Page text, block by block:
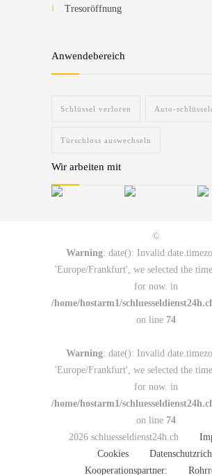
Tresoröffnung
Anwendebereich
Schlüssel verloren Auto-
Türschloss auswechseln
Wir arbeiten mit
©
Warning: date(): Invalid
'Europe/Frankfurt', we selected the
for now. in
/home/hostarm1/
on line 74
Warning: date(): Invalid
'Europe/Frankfurt', we selected the
for now. in
/home/hostarm1/
on line 74
2026 schluesseldienst24h.ch
Cookies
Kooperationspartner: